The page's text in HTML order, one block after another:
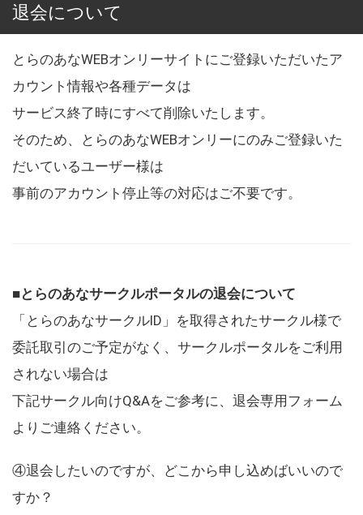
退会について
とらのあなWEBオンリーサイトにご登録いただいたア
カウント情報や各種データは
サービス終了時にすべて削除いたします。
そのため、とらのあなWEBオンリーにのみご登録いた
だいているユーザー様は
事前のアカウント停止等の対応はご不要です。
■とらのあなサークルポータルの退会について
「とらのあなサークルID」を取得されたサークル様で
委託取引のご予定がなく、サークルポータルをご利用
されない場合は
下記サークル向けQ&Aをご参考に、退会専用フォーム
よりご連絡ください。
④退会したいのですが、どこから申し込めばいいので
すか？